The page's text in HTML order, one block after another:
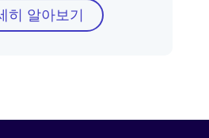
히 알아보기